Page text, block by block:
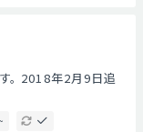
。 2018年2月9日追